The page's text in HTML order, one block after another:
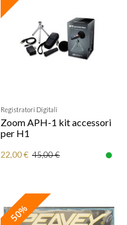
Registratori Digitali
Zoom APH-1 kit accessori
per H1
22,00 € 45,00 €
50%